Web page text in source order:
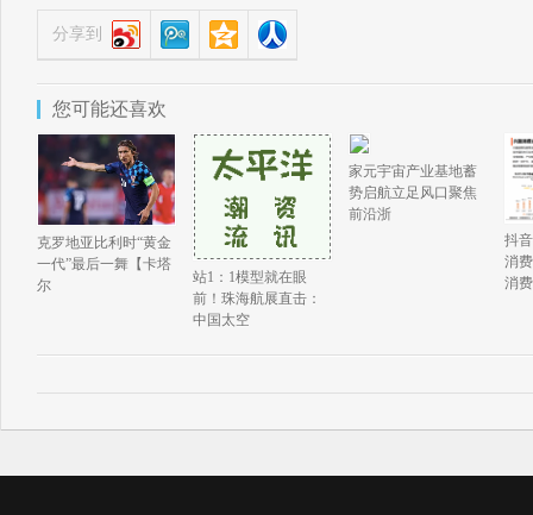
分享到
您可能还喜欢
克罗地亚比利时“黄金
一代”最后一舞【卡塔
尔
站1：1模型就在眼
前！珠海航展直击：
中国太空
家元宇宙产业基地蓄
势启航立足风口聚焦
前沿浙
抖
消
消